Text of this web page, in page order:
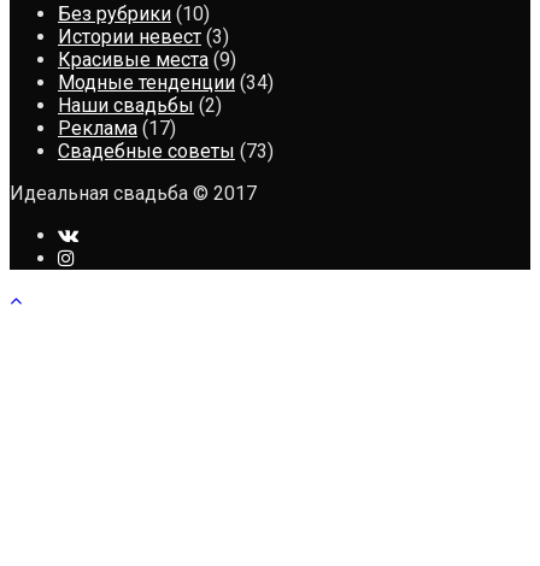
Без рубрики (10)
Истории невест (3)
Красивые места (9)
Модные тенденции (34)
Наши свадьбы (2)
Реклама (17)
Свадебные советы (73)
Идеальная свадьба © 2017